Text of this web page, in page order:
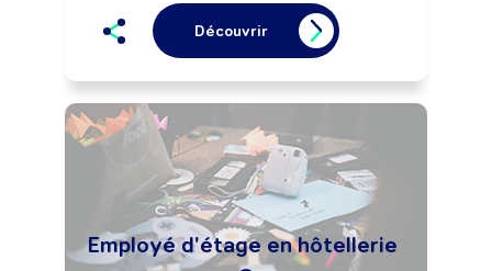
Découvrir
Employé d'étage en hôtellerie